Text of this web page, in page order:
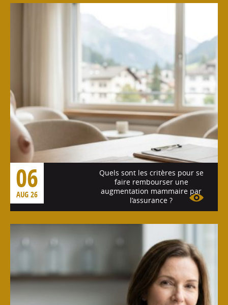
06
AUG 26
Quels sont les critères pour se
faire rembourser une
augmentation mammaire par
l’assurance ?
Voir l'article